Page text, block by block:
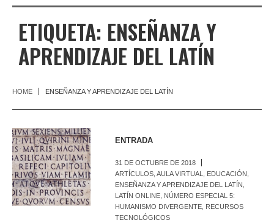
ETIQUETA: ENSEÑANZA Y
APRENDIZAJE DEL LATÍN
HOME ENSEÑANZA Y APRENDIZAJE DEL LATÍN
ENTRADA
31 DE OCTUBRE DE 2018
ARTÍCULOS ,AULA VIRTUAL EDUCACIÓN
ENSEÑANZA Y APRENDIZAJE DEL LATÍN
LATÍN ONLINE NÚMERO ESPECIAL 5:
HUMANISMO DIVERGENTE RECURSOS
TECNOLÓGICOS